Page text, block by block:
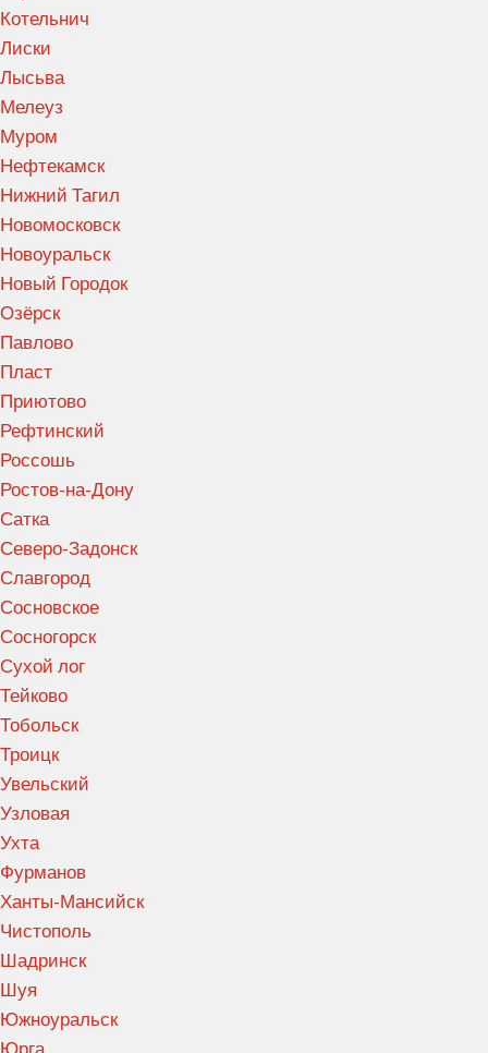
Котельнич
Лиски
Лысьва
Мелеуз
Муром
Нефтекамск
Нижний Тагил
Новомосковск
Новоуральск
Новый Городок
Озёрск
Павлово
Пласт
Приютово
Рефтинский
Россошь
Ростов-на-Дону
Сатка
Северо-Задонск
Славгород
Сосновское
Сосногорск
Сухой лог
Тейково
Тобольск
Троицк
Увельский
Узловая
Ухта
Фурманов
Ханты-Мансийск
Чистополь
Шадринск
Шуя
Южноуральск